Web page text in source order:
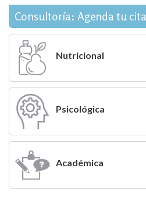
Consultoría: Agenda tu cita
Nutricional
Psicológica
Académica